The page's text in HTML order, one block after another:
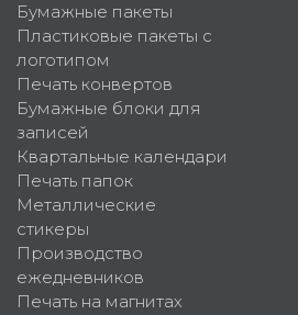
Бумажные пакеты
Пластиковые пакеты с
логотипом
Печать конвертов
Бумажные блоки для
записей
Квартальные календари
Печать папок
Металлические
стикеры
Производство
ежедневников
Печать на магнитах